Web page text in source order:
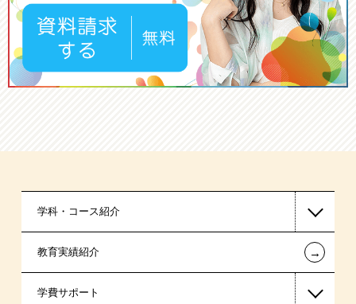
学科・コース紹介
国家公務員・地方公務員系
警察官・消防官系
教育実績紹介 ←
学費サポート